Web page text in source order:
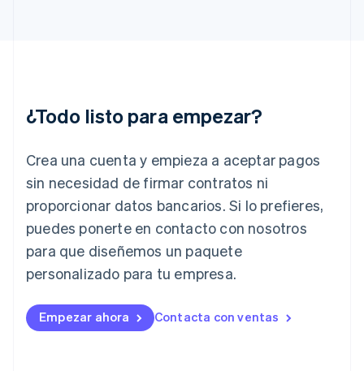
¿Todo listo para empezar?
Crea una cuenta y empieza a aceptar pagos
sin necesidad de firmar contratos ni
proporcionar datos bancarios. Si lo prefieres,
puedes ponerte en contacto con nosotros
para que diseñemos un paquete
personalizado para tu empresa.
Empezar ahora Contacta con ventas
Irlanda
Italia
English
Japón
日本語English
Letonia
Liechtenstein
DeutschEnglish
English
Luxemburgo